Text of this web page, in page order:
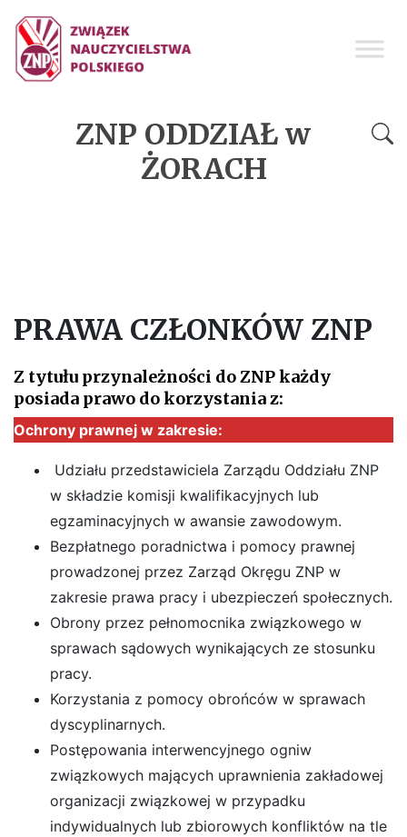
ZNP ODDZIAŁ w
ŻORACH
PRAWA CZŁONKÓW ZNP
Z tytułu przynależności do ZNP każdy
posiada prawo do korzystania z:
Ochrony prawnej w zakresie:
Udziału przedstawiciela Zarządu Oddziału ZNP
w składzie komisji kwalifikacyjnych lub
egzaminacyjnych w awansie zawodowym.
Bezpłatnego poradnictwa i pomocy prawnej
prowadzonej przez Zarząd Okręgu ZNP w
zakresie prawa pracy i ubezpieczeń społecznych.
Obrony przez pełnomocnika związkowego w
sprawach sądowych wynikających ze stosunku
pracy.
Korzystania z pomocy obrońców w sprawach
dyscyplinarnych.
Postępowania interwencyjnego ogniw
związkowych mających uprawnienia zakładowej
organizacji związkowej w przypadku
indywidualnych lub zbiorowych konfliktów na tle